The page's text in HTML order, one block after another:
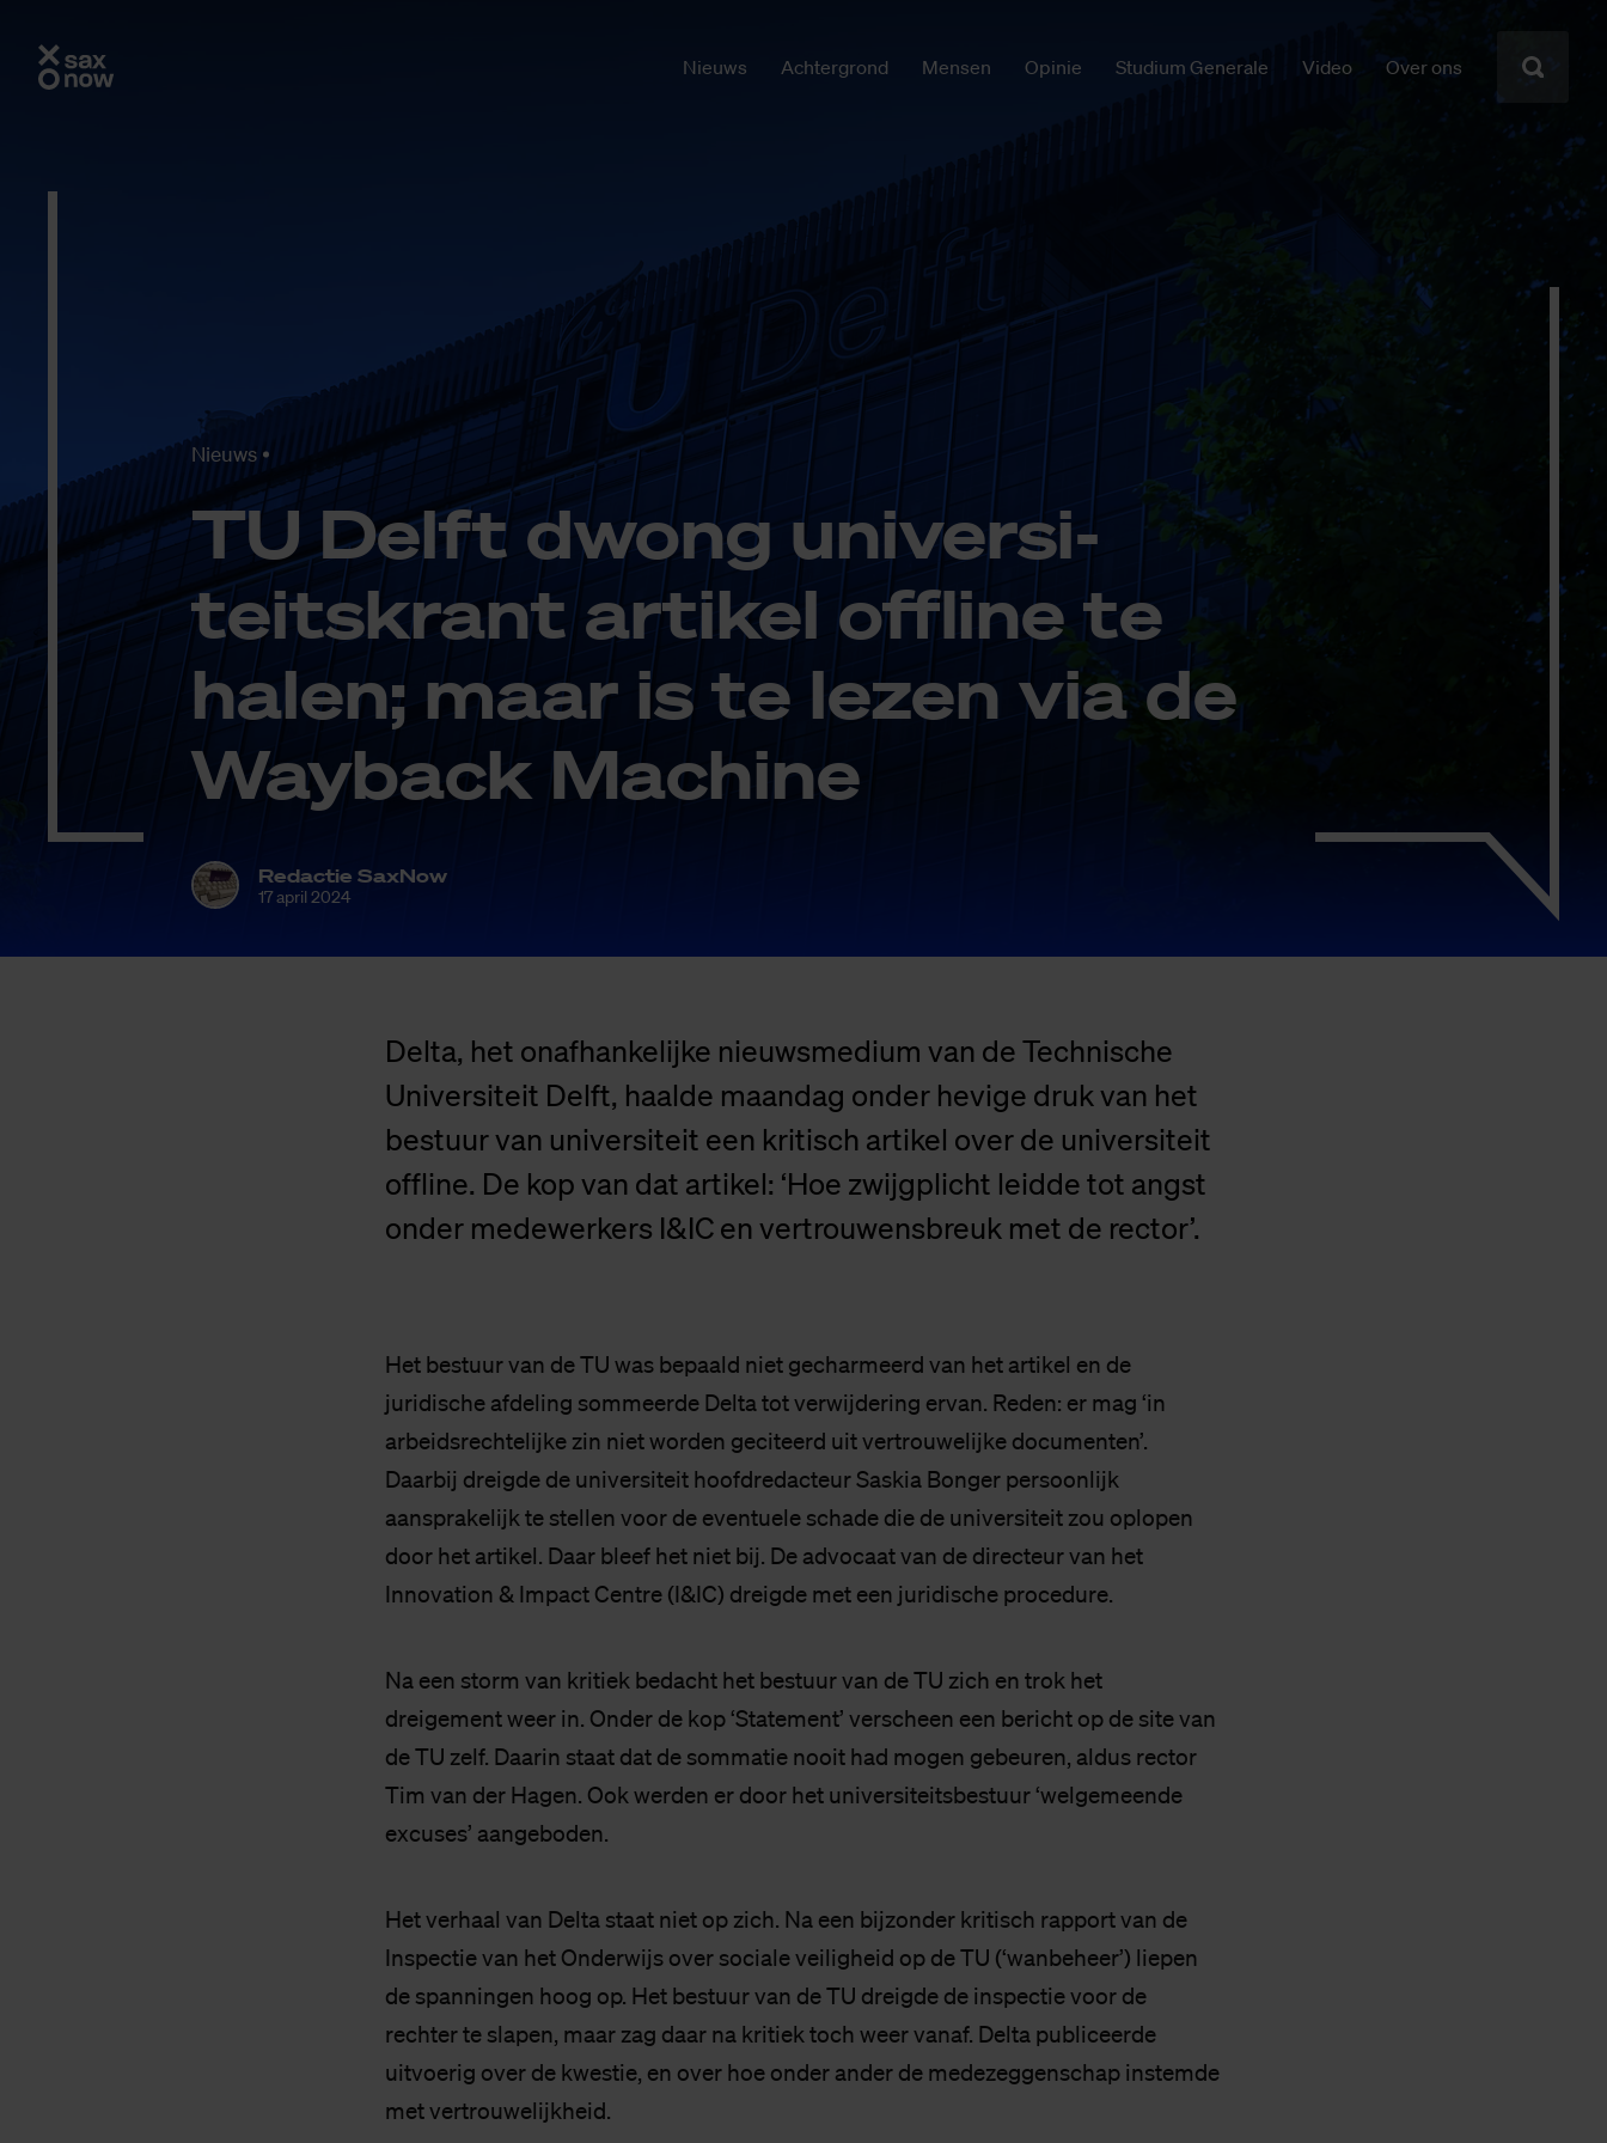
Nieuws Achtergrond Mensen Opinie Studium Generale Video Over ons
Nieuws
TU Delft dwong uni­ver­si­
teits­krant ar­ti­kel of­fli­ne te
ha­len; maar is te le­zen via de
Way­back Ma­chi­ne
Redactie SaxNow
17 april 2024
Delta, het onafhankelijke nieuwsmedium van de Technische
Universiteit Delft, haalde maandag onder hevige druk van het
bestuur van universiteit een kritisch artikel over de universiteit
offline. De kop van dat artikel: ‘Hoe zwijgplicht leidde tot angst
onder medewerkers I&IC en vertrouwensbreuk met de rector’.
Het bestuur van de TU was bepaald niet gecharmeerd van het artikel en de
juridische afdeling sommeerde Delta tot verwijdering ervan. Reden: er mag ‘in
arbeidsrechtelijke zin niet worden geciteerd uit vertrouwelijke documenten’.
Daarbij dreigde de universiteit hoofdredacteur Saskia Bonger persoonlijk
aansprakelijk te stellen voor de eventuele schade die de universiteit zou oplopen
door het artikel. Daar bleef het niet bij. De advocaat van de directeur van het
Innovation & Impact Centre (I&IC) dreigde met een juridische procedure.
Na een storm van kritiek bedacht het bestuur van de TU zich en trok het
dreigement weer in. Onder de kop ‘Statement’ verscheen een bericht op de site van
de TU zelf. Daarin staat dat de sommatie nooit had mogen gebeuren, aldus rector
Tim van der Hagen. Ook werden er door het universiteitsbestuur ‘welgemeende
excuses’ aangeboden.
Het verhaal van Delta staat niet op zich. Na een bijzonder kritisch rapport van de
Inspectie van het Onderwijs over sociale veiligheid op de TU (‘wanbeheer’) liepen
de spanningen hoog op. Het bestuur van de TU dreigde de inspectie voor de
rechter te slapen, maar zag daar na kritiek toch weer vanaf. Delta publiceerde
uitvoerig over de kwestie, en over hoe onder ander de medezeggenschap instemde
met vertrouwelijkheid.